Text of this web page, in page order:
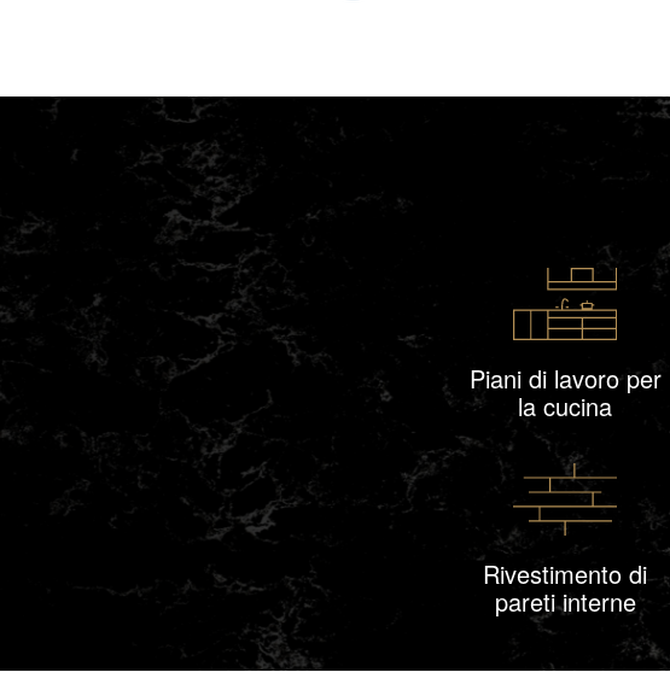
Piani di lavoro per
la cucina
Rivestimento di
pareti interne